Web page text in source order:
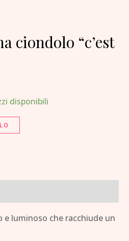
ciondolo “c’est
disponibili
e luminoso che racchiude un